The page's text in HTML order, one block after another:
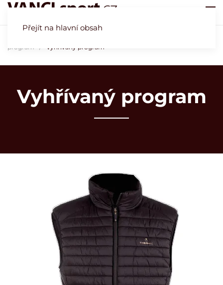
Přejít na hlavní obsah
program
Vyhřívaný program
Vyhřívaný program